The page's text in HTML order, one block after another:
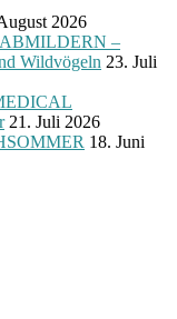
2026
–
Wildvögeln 23. Juli
21. Juli 2026
18. Juni